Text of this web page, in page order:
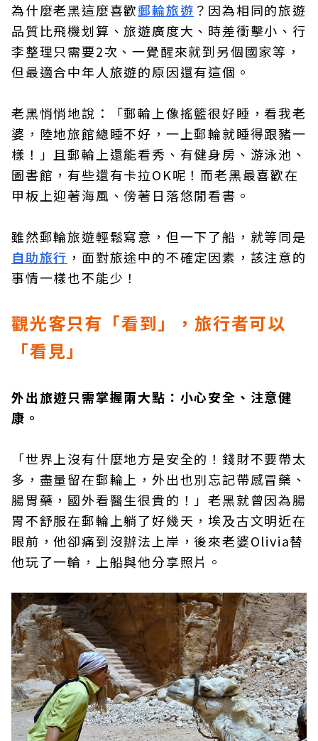
為什麼老黑這麼喜歡郵輪旅遊 ？因為相同的旅遊
品質比飛機划算、旅遊廣度大、時差衝擊小、行
李整理只需要2次、一覺醒來就到另個國家等，
但最適合中年人旅遊的原因還有這個。
老黑悄悄地說：「郵輪上像搖籃很好睡，看我老
婆，陸地旅館總睡不好，一上郵輪就睡得跟豬一
樣！」且郵輪上還能看秀、有健身房、游泳池、
圖書館，有些還有卡拉OK呢！而老黑最喜歡在
甲板上迎著海風、傍著日落悠閒看書。
雖然郵輪旅遊輕鬆寫意，但一下了船，就等同是
自助旅行 ，面對旅途中的不確定因素，該注意的
事情一樣也不能少！
觀光客只有「看到」， 旅行者可以
「看見」
外出旅遊只需掌握兩大點：小心安全、注意健
康。
「世界上沒有什麼地方是安全的！錢財不要帶太
多，盡量留在郵輪上，外出也別忘記帶感冒藥、
腸胃藥，國外看醫生很貴的！」老黑就曾因為腸
胃不舒服在郵輪上躺了好幾天，埃及古文明近在
眼前，他卻痛到沒辦法上岸，後來老婆Olivia替
他玩了一輪，上船與他分享照片。